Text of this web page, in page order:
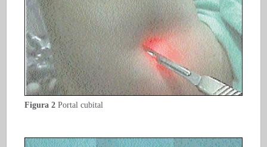
Figura 2 Portal cubital